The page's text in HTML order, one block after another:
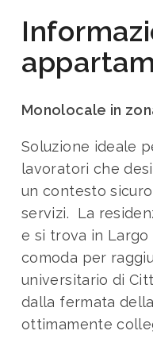
Monolocale in
Soluzione ideale
lavoratori che
un contesto
servizi. La
e si trova in Largo
comoda per
universitario di
dalla fermata
ottimamente